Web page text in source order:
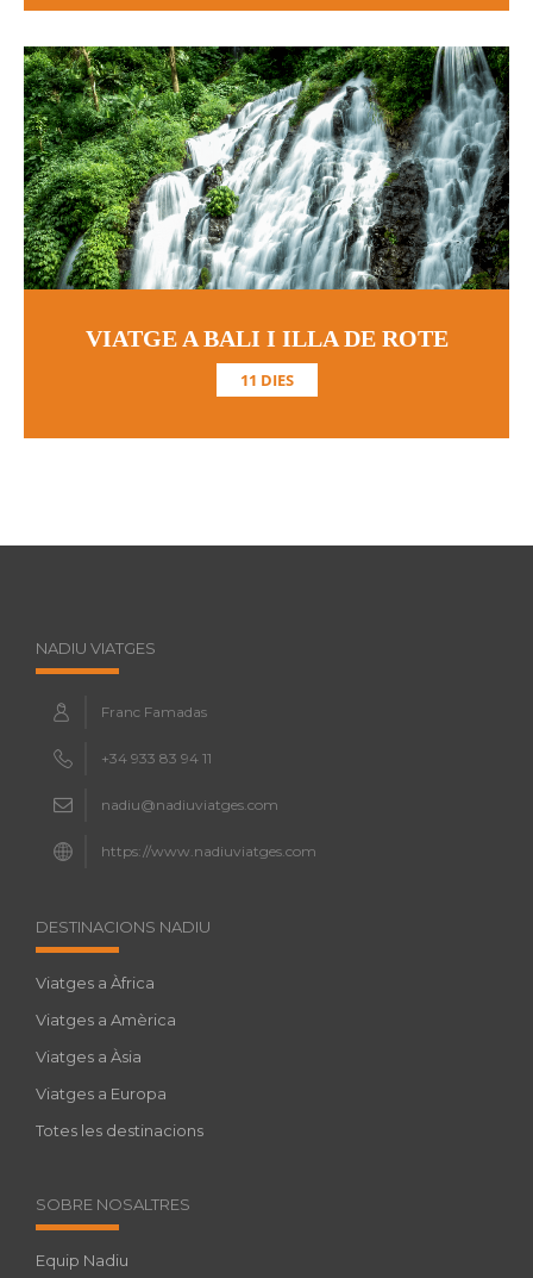
VIATGE A BALI I ILLA DE ROTE
11 DIES
NADIU VIATGES
Franc Famadas
+34 933 83 94 11
nadiu@nadiuviatges.com
https://www.nadiuviatges.com
DESTINACIONS NADIU
Viatges a Àfrica
Viatges a Amèrica
Viatges a Àsia
Viatges a Europa
Totes les destinacions
SOBRE NOSALTRES
Equip Nadiu